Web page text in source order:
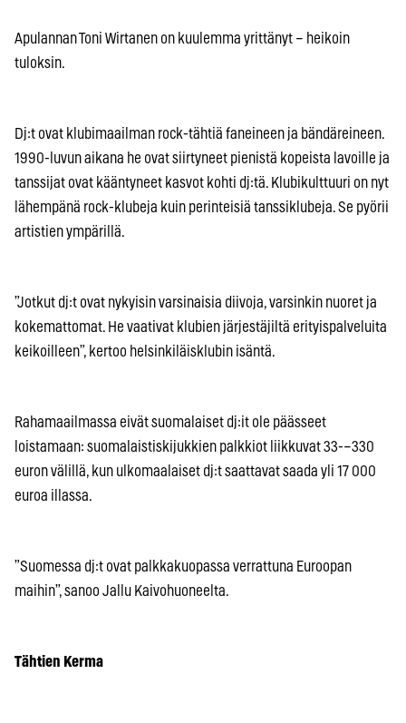
Apulannan Toni Wirtanen on kuulemma yrittänyt – heikoin
tuloksin.
Dj:t ovat klubimaailman rock-tähtiä faneineen ja bändäreineen.
1990-luvun aikana he ovat siirtyneet pienistä kopeista lavoille ja
tanssijat ovat kääntyneet kasvot kohti dj:tä. Klubikulttuuri on nyt
lähempänä rock-klubeja kuin perinteisiä tanssiklubeja. Se pyörii
artistien ympärillä.
”Jotkut dj:t ovat nykyisin varsinaisia diivoja, varsinkin nuoret ja
kokemattomat. He vaativat klubien järjestäjiltä erityispalveluita
keikoilleen”, kertoo helsinkiläisklubin isäntä.
Rahamaailmassa eivät suomalaiset dj:it ole päässeet
loistamaan: suomalaistiskijukkien palkkiot liikkuvat 33-–330
euron välillä, kun ulkomaalaiset dj:t saattavat saada yli 17 000
euroa illassa.
”Suomessa dj:t ovat palkkakuopassa verrattuna Euroopan
maihin”, sanoo Jallu Kaivohuoneelta.
Tähtien Kerma